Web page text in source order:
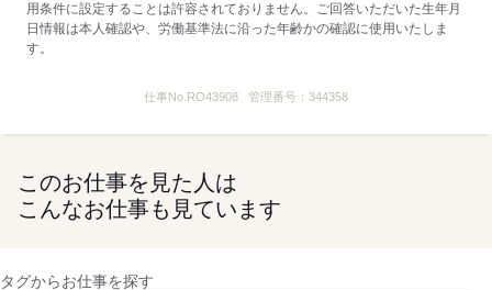
※雇用形態・給与は同条件
※処遇改善手当（支給対象の場合）は試用期間中（3ヶ月）は支給な
し
応募する
用条件に設定することは許容されておりません。ご回答いただいた生年月
日情報は本人確認や、労働基準法に沿った年齢かの確認に使用いたしま
す。
仕事No. RO43908 管理番号：344358
このお仕事を見た人は
こんなお仕事も見ています
タグからお仕事を探す